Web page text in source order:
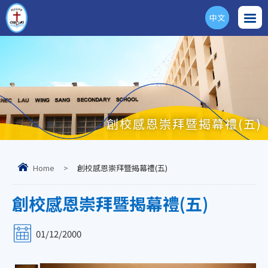
ENG
中文
創校感恩崇拜暨揭幕禮(五)
Home > 創校感恩崇拜暨揭幕禮(五)
創校感恩崇拜暨揭幕禮(五)
01/12/2000